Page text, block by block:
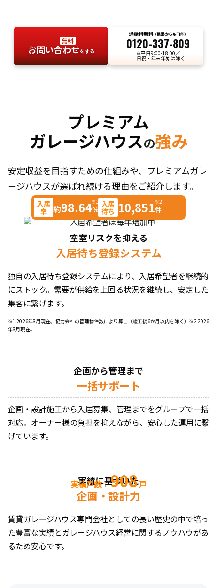
お問い合わせをする
無料
通話料無料（携帯からも可能）
0120-337-809
※平日9:00-18:00／
土日祝・年末年始は除く
プレミアム
ガレージハウスの強み
安定収益を目指すための仕組みや、プレミアムガレ
ージハウスが選ばれ続ける理由をご紹介します。
入居
率
約98.64※1
%
入居
待ち 10,851※2
件
空室リスクを抑える
入居待ち登録システム
独自の入居待ち登録システムにより、入居希望者を継続的
にストック。需要が供給を上回る状況を継続し、安定した
集客に繋げます。
※1 2026年8月現在。協力会社の管理物件数により算出（竣工後6か月以内を除く）※2 2026
年8月現在。
企画から管理まで
一括サポート
企画・設計施工から入居募集、管理までをグループで一括
対応。オーナー様の負担を抑えながら、安心した運用に繋
げています。
実績戸数：908戸
実績に基づいた
企画・設計力
賃貸ガレージハウス専門会社としての長い歴史の中で培っ
た豊富な実績とガレージハウス経営に関するノウハウがあ
るため安心です。